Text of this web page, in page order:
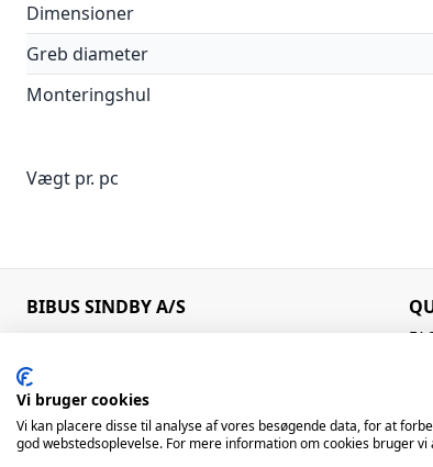
Dimensioner
Greb diameter
Monteringshul
Vægt pr. pc
BIBUS SINDBY A/S
7100 Vejle
Denmark
Åbningstider
Vi bruger cookies
Vi kan placere disse til analyse af vores besøgende data, for at
god webstedsoplevelse. For mere information om cookies bruger